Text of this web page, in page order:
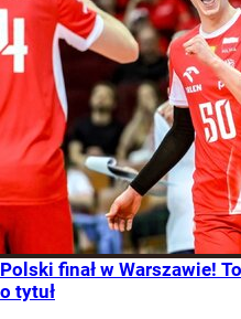
Polski finał w Warszawie!
o tytuł